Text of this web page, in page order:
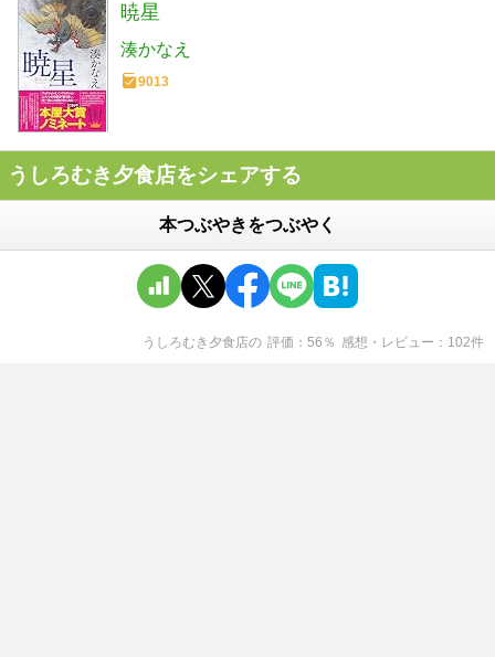
暁星
湊かなえ
9013
うしろむき夕食店をシェアする
本つぶやきをつぶやく
うしろむき夕食店の 評価 56 ％ 感想・レビュー 102件